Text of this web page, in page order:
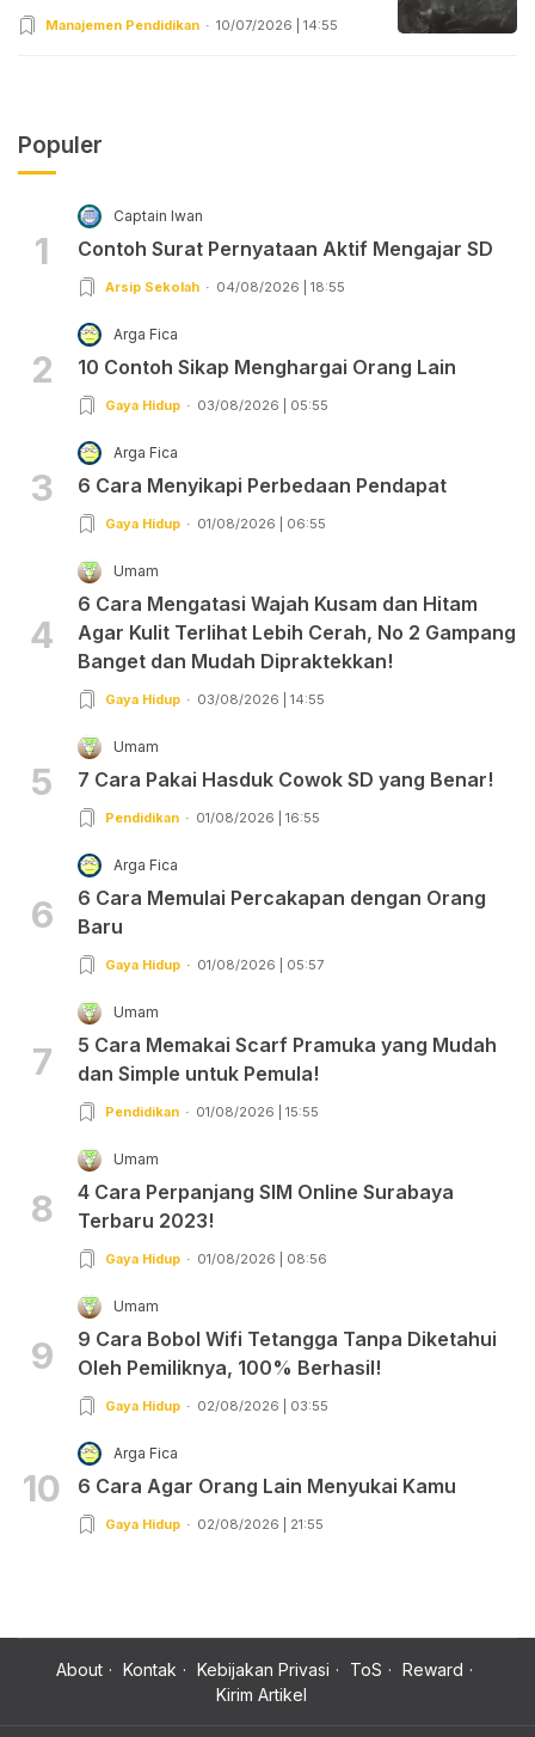
Manajemen Pendidikan 10/07/2026 | 14:55
Populer
1
Captain Iwan
Contoh Surat Pernyataan Aktif Mengajar SD
Arsip Sekolah 04/08/2026 | 18:55
2
Arga Fica
10 Contoh Sikap Menghargai Orang Lain
Gaya Hidup 03/08/2026 | 05:55
3
Arga Fica
6 Cara Menyikapi Perbedaan Pendapat
Gaya Hidup 01/08/2026 | 06:55
4
Umam
6 Cara Mengatasi Wajah Kusam dan Hitam
Agar Kulit Terlihat Lebih Cerah, No 2 Gampang
Banget dan Mudah Dipraktekkan!
Gaya Hidup 03/08/2026 | 14:55
5
Umam
7 Cara Pakai Hasduk Cowok SD yang Benar!
Pendidikan 01/08/2026 | 16:55
6
Arga Fica
6 Cara Memulai Percakapan dengan Orang
Baru
Gaya Hidup 01/08/2026 | 05:57
7
Umam
5 Cara Memakai Scarf Pramuka yang Mudah
dan Simple untuk Pemula!
Pendidikan 01/08/2026 | 15:55
8
Umam
4 Cara Perpanjang SIM Online Surabaya
Terbaru 2023!
Gaya Hidup 01/08/2026 | 08:56
9
Umam
9 Cara Bobol Wifi Tetangga Tanpa Diketahui
Oleh Pemiliknya, 100% Berhasil!
Gaya Hidup 02/08/2026 | 03:55
10
Arga Fica
6 Cara Agar Orang Lain Menyukai Kamu
Gaya Hidup 02/08/2026 | 21:55
About Kontak Kebijakan Privasi ToS
Reward
Kirim Artikel